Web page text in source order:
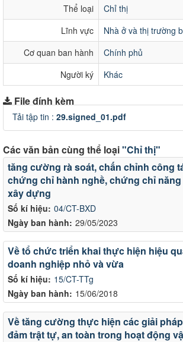
Thể loại
Chỉ thị
Lĩnh vực
Nhà ở và thị trường
Cơ quan ban hành
Chính phủ
Người ký
Khác
File đính kèm
Tải tập tin : 29.signed_01.pdf
Các văn bản cùng thể loại"Chỉ thị"
Số kí hiệu: 04/CT-BXD
Ngày ban hành: 29/05/2023
tăng cường rà soát, chấn chỉnh công
chứng chỉ hành nghề, chứng chỉ
xây dựng
Số kí hiệu: 15/CT-TTg
Ngày ban hành: 15/06/2018
Về tổ chức triển khai thực hiện hiệu
doanh nghiệp nhỏ và vừa
Về tăng cường thực hiện các giải
đảm trật tự, an toàn trong hoạt động